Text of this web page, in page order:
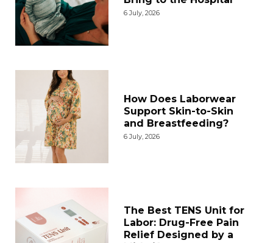
6 July, 2026
How Does Laborwear
Support Skin-to-Skin
and Breastfeeding?
6 July, 2026
The Best TENS Unit for
Labor: Drug-Free Pain
Relief Designed by a